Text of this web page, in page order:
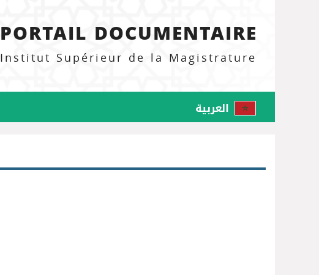
PORTAIL DOCUMENTAIRE
Institut Supérieur de la Magistrature
العربية